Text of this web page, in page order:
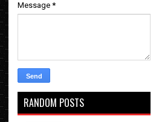
Message *
RANDOM POSTS